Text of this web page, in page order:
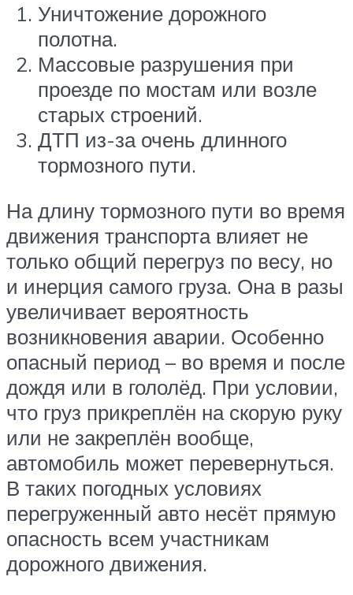
Уничтожение дорожного
полотна.
Массовые разрушения при
проезде по мостам или возле
старых строений.
ДТП из-за очень длинного
тормозного пути.
На длину тормозного пути во время
движения транспорта влияет не
только общий перегруз по весу, но
и инерция самого груза. Она в разы
увеличивает вероятность
возникновения аварии. Особенно
опасный период – во время и после
дождя или в гололёд. При условии,
что груз прикреплён на скорую руку
или не закреплён вообще,
автомобиль может перевернуться.
В таких погодных условиях
перегруженный авто несёт прямую
опасность всем участникам
дорожного движения.